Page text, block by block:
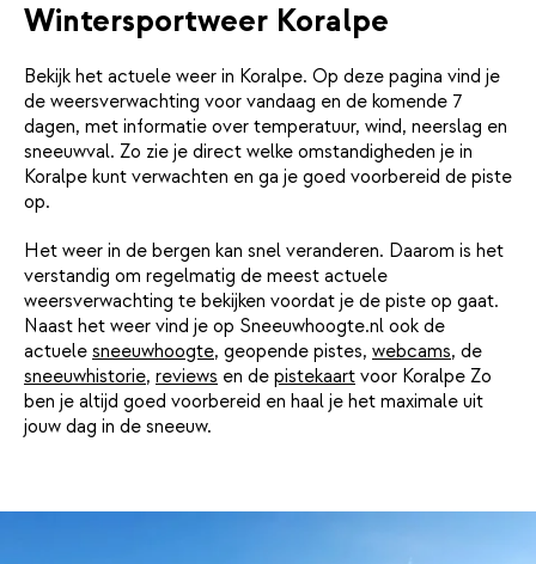
Wintersportweer Koralpe
Bekijk het actuele weer in Koralpe. Op deze pagina vind je
de weersverwachting voor vandaag en de komende 7
dagen, met informatie over temperatuur, wind, neerslag en
sneeuwval. Zo zie je direct welke omstandigheden je in
Koralpe kunt verwachten en ga je goed voorbereid de piste
op.
Het weer in de bergen kan snel veranderen. Daarom is het
verstandig om regelmatig de meest actuele
weersverwachting te bekijken voordat je de piste op gaat.
Naast het weer vind je op Sneeuwhoogte.nl ook de
actuele sneeuwhoogte, geopende pistes, webcams, de
sneeuwhistorie, reviews en de pistekaart voor Koralpe Zo
ben je altijd goed voorbereid en haal je het maximale uit
jouw dag in de sneeuw.